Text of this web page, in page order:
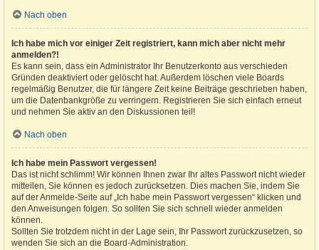
Nach oben
Ich habe mich vor einiger Zeit registriert, kann mich aber nicht mehr
anmelden?!
Es kann sein, dass ein Administrator Ihr Benutzerkonto aus verschieden
Gründen deaktiviert oder gelöscht hat. Außerdem löschen viele Boards
regelmäßig Benutzer, die für längere Zeit keine Beiträge geschrieben haben,
um die Datenbankgröße zu verringern. Registrieren Sie sich einfach erneut
und nehmen Sie aktiv an den Diskussionen teil!
Nach oben
Ich habe mein Passwort vergessen!
Das ist nicht schlimm! Wir können Ihnen zwar Ihr altes Passwort nicht wieder
mitteilen, Sie können es jedoch zurücksetzen. Dies machen Sie, indem Sie
auf der Anmelde-Seite auf „Ich habe mein Passwort vergessen“ klicken und
den Anweisungen folgen. So sollten Sie sich schnell wieder anmelden
können.
Sollten Sie trotzdem nicht in der Lage sein, Ihr Passwort zurückzusetzen, so
wenden Sie sich an die Board-Administration.